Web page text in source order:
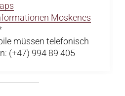
Moskenes
müssen telefonisch
(+47) 994 89 405